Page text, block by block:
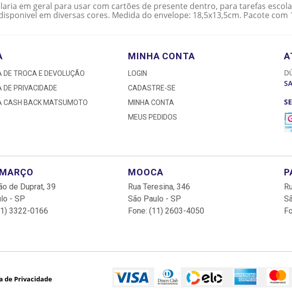
em geral para usar com cartões de presente dentro, para tarefas
em diversas cores. Medida do envelope: 18,5x13,5cm. Pacote com
DE TROCA E DEVOLUÇÃO
DE PRIVACIDADE
CASH BACK MATSUMOTO
MINHA CONTA
LOGIN
CADASTRE-SE
MINHA CONTA
MEUS PEDIDOS
de Duprat, 39
- SP
3322-0166
MOOCA
Rua Teresina, 346
São Paulo - SP
Fone: (11) 2603-4050
de Privacidade